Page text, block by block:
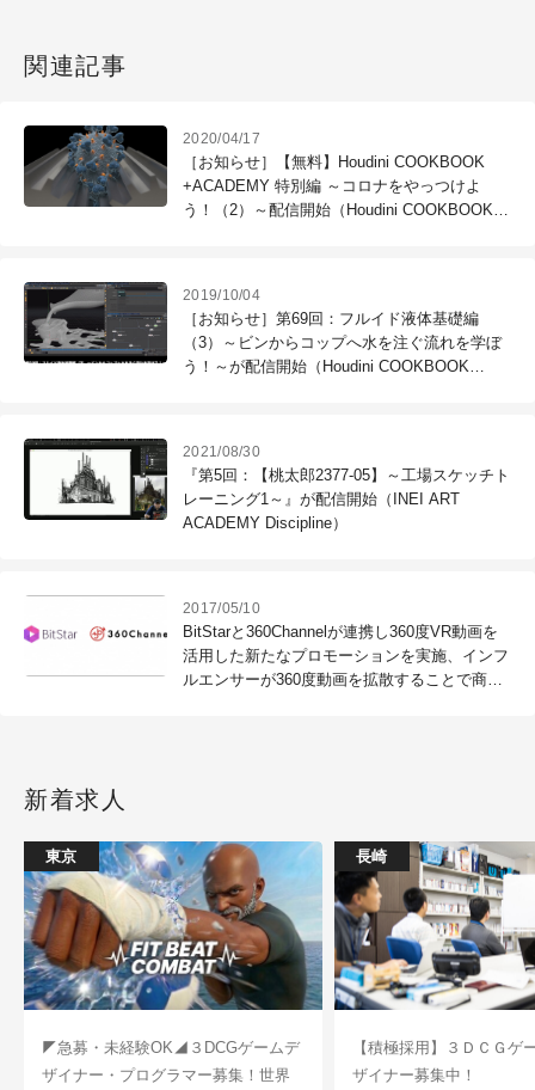
関連記事
2020/04/17
［お知らせ］【無料】Houdini COOKBOOK
+ACADEMY 特別編 ～コロナをやっつけよ
う！（2）～配信開始（Houdini COOKBOOK
2019/10/04
［お知らせ］第69回：フルイド液体基礎編
（3）～ビンからコップへ水を注ぐ流れを学ぼ
う！～が配信開始（Houdini COOKBOOK
2021/08/30
『第5回：【桃太郎2377-05】～工場スケッチト
レーニング1～』が配信開始（INEI ART
ACADEMY Discipline）
2017/05/10
BitStarと360Channelが連携し360度VR動画を
活用した新たなプロモーションを実施、インフ
ルエンサーが360度動画を拡散することで商
新着求人
東京
◤急募・未経験OK◢３DCGゲームデ
ザイナー・プログラマー募集！世界
長崎
【積極採用】３ＤＣＧゲ
ザイナー募集中！